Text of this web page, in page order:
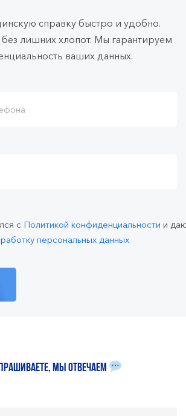
справку быстро и удобно.
лишних хлопот. Мы гарантируем
ваших данных.
с Политикой конфиденциальности и
персональных данных
мы отвечаем